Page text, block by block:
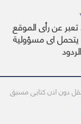
عن رأى الموقع
يتحمل اى مسؤولية
دون اذن كتابى مسبق